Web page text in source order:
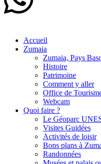
Accueil
Zumaia
Zumaia, Pays
Histoire
Patrimoine
Comment y aller
Office de
Webcam
Quoi faire ?
Le Géoparc
Visites Guidées
Activités de loisir
Bons plans à
Randonnées